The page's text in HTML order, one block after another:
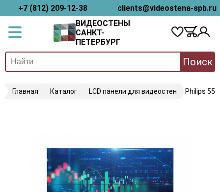
+7 (812) 209-12-38
clients@videostena-spb.ru
ВИДЕОСТЕНЫ
САНКТ-
ПЕТЕРБУРГ
Поиск
Главная Каталог LCD панели для видеостен Philips